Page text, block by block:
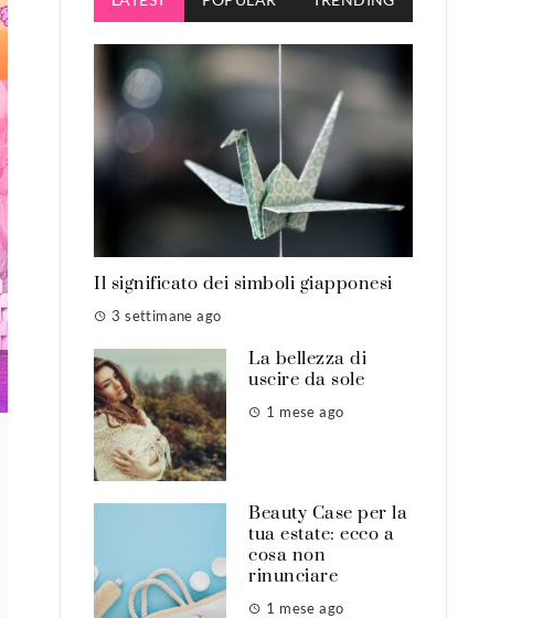
Il significato dei simboli giapponesi
3 settimane ago
La bellezza di
uscire da sole
1 mese ago
Beauty Case per la
tua estate: ecco a
cosa non
rinunciare
1 mese ago